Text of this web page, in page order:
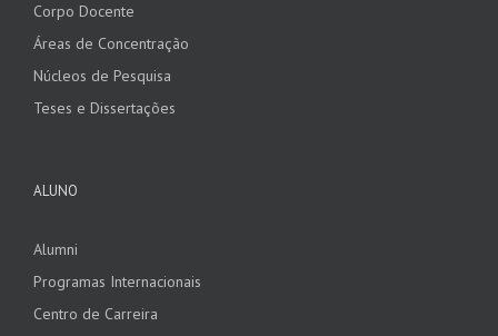
Corpo Docente
Áreas de Concentração
Núcleos de Pesquisa
Teses e Dissertações
ALUNO
Alumni
Programas Internacionais
Centro de Carreira